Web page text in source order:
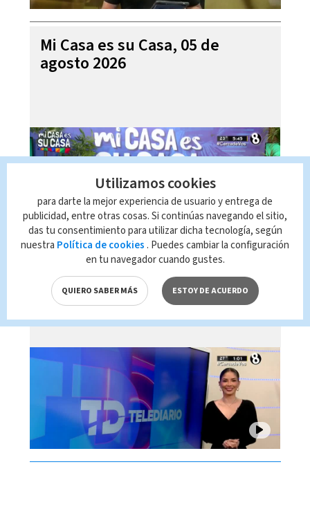
Mi Casa es su Casa, 05 de
agosto 2026
Telediario En Directo con Paula
Brenes, 05 de agosto 2026
Utilizamos cookies
para darte la mejor experiencia de usuario y entrega de
publicidad, entre otras cosas. Si continúas navegando el sitio,
das tu consentimiento para utilizar dicha tecnología, según
nuestra Política de cookies . Puedes cambiar la configuración
en tu navegador cuando gustes.
QUIERO SABER MÁS ESTOY DE ACUERDO